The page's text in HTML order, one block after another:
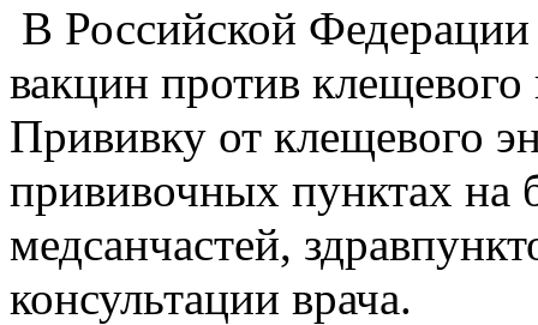
В Российской Федерации
вакцин против
Прививку от клещевого
прививочных пунктах на
медсанчастей,
консультации врача.